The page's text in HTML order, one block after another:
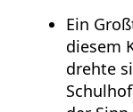
Ein
diesem
drehte